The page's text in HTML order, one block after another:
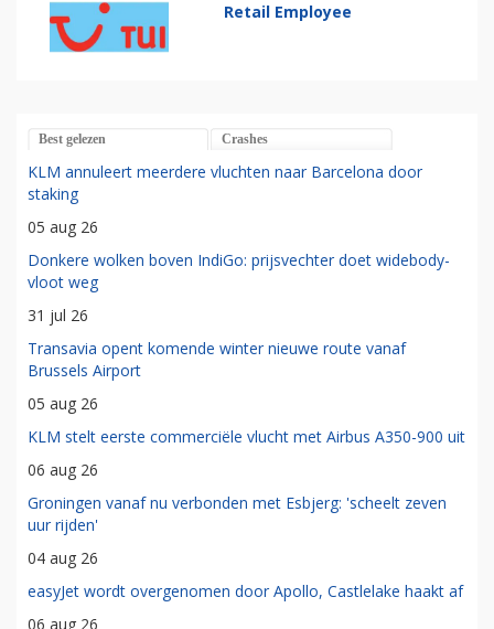
Retail Employee
Best gelezen Crashes
KLM annuleert meerdere vluchten naar Barcelona door
staking
05 aug 26
Donkere wolken boven IndiGo: prijsvechter doet widebody-
vloot weg
31 jul 26
Transavia opent komende winter nieuwe route vanaf
Brussels Airport
05 aug 26
KLM stelt eerste commerciële vlucht met Airbus A350-900 uit
06 aug 26
Groningen vanaf nu verbonden met Esbjerg: 'scheelt zeven
uur rijden'
04 aug 26
easyJet wordt overgenomen door Apollo, Castlelake haakt af
06 aug 26